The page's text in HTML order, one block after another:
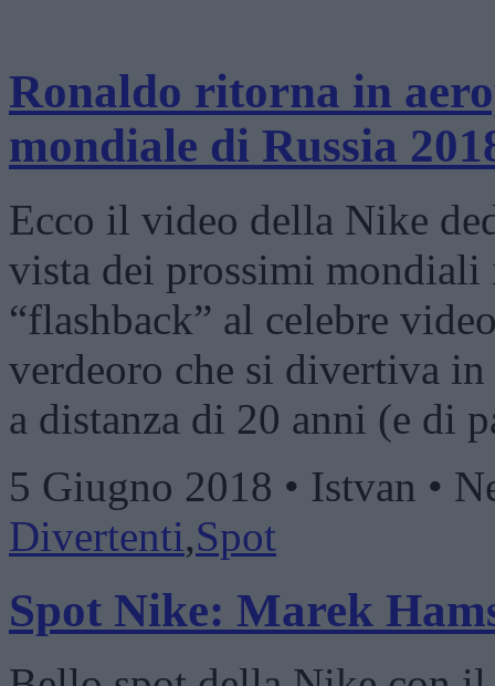
Ronaldo ritorna in
mondiale di Russia
Ecco il video della Nike
vista dei prossimi mondiali
“flashback” al celebre
verdeoro che si divertiva
a distanza di 20 anni (e di
5 Giugno 2018 • Istvan •
Divertenti,Spot
Spot Nike: Marek